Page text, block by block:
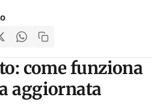
come funziona
aggiornata